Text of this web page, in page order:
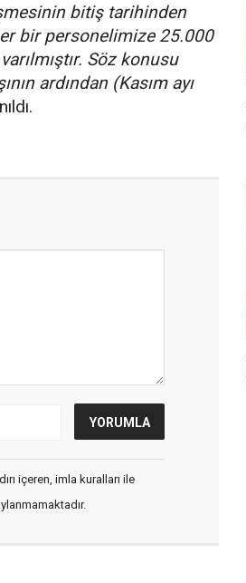
bitiş tarihinden
bir personelimize 25.000
Söz konusu
ardından (Kasım ayı
içeren, imla kuralları ile